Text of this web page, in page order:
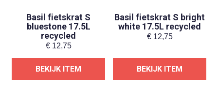
Basil fietskrat S
bluestone 17.5L
recycled
€12,75
BEKIJK ITEM
Basil fietskrat S bright
white 17.5L recycled
€12,75
BEKIJK ITEM